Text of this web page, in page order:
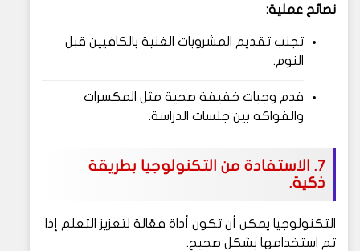
نصائح عملية:
تجنب تقديم المشروبات الغنية بالكافيين قبل
النوم.
قدم وجبات خفيفة صحية مثل المكسرات
والفواكه بين جلسات الدراسة.
7. الاستفادة من التكنولوجيا بطريقة
ذكية.
التكنولوجيا يمكن أن تكون أداة فعّالة لتعزيز التعلم إذا
تم استخدامها بشكل صحيح.